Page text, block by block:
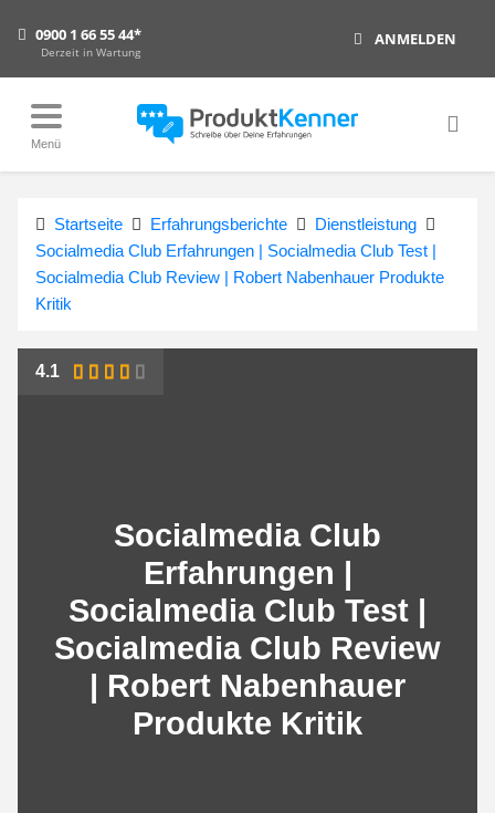
0900 1 66 55 44*
Derzeit in Wartung
ANMELDEN
Menü
Startseite Erfahrungsberichte
Dienstleistung
Socialmedia Club Erfahrungen | Socialmedia Club Test |
Socialmedia Club Review | Robert Nabenhauer Produkte
Kritik
4.1
Socialmedia Club
Erfahrungen |
Socialmedia Club Test |
Socialmedia Club Review
| Robert Nabenhauer
Produkte Kritik